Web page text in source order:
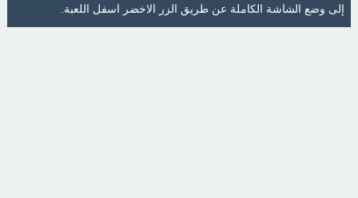
إلى وضع الشاشة الكاملة عن طريق الزر الاخضر اسفل اللعبة.